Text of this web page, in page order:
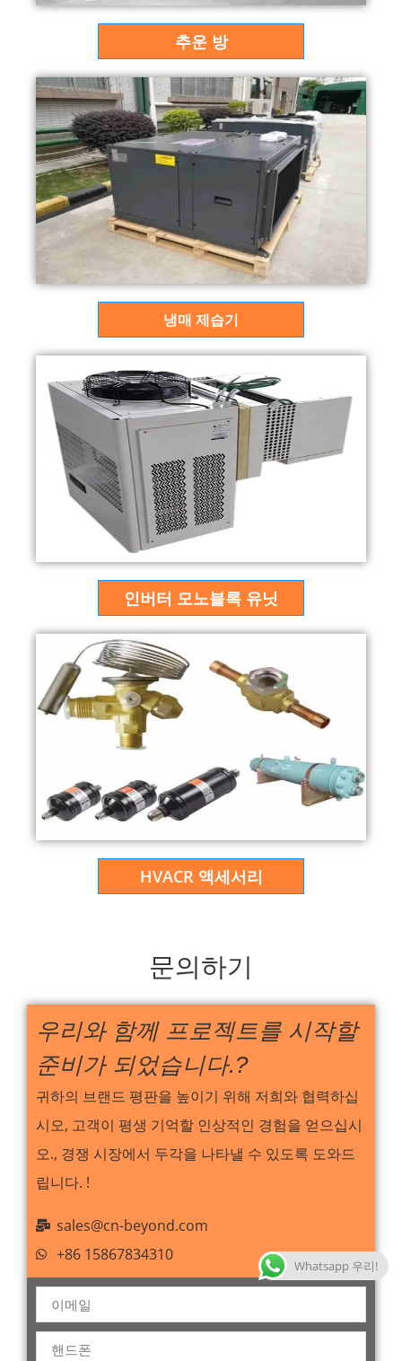
추운 방
냉매 제습기
인버터 모노블록 유닛
HVACR 액세서리
문의하기
우리와 함께 프로젝트를 시작할
준비가 되었습니다.?
귀하의 브랜드 평판을 높이기 위해 저희와 협력하십
시오, 고객이 평생 기억할 인상적인 경험을 얻으십시
오., 경쟁 시장에서 두각을 나타낼 수 있도록 도와드
립니다. !
sales@cn-beyond.com
+86 15867834310
Whatsapp 우리!